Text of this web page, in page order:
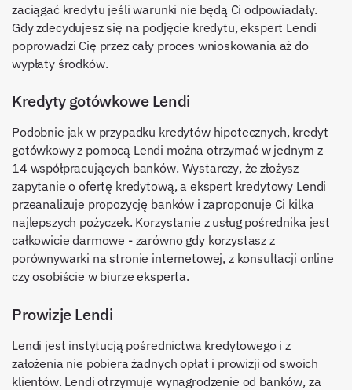
zaciągać kredytu jeśli warunki nie będą Ci odpowiadały.
Gdy zdecydujesz się na podjęcie kredytu, ekspert Lendi
poprowadzi Cię przez cały proces wnioskowania aż do
wypłaty środków.
Kredyty gotówkowe Lendi
Podobnie jak w przypadku kredytów hipotecznych, kredyt
gotówkowy z pomocą Lendi można otrzymać w jednym z
14 współpracujących banków. Wystarczy, że złożysz
zapytanie o ofertę kredytową, a ekspert kredytowy Lendi
przeanalizuje propozycję banków i zaproponuje Ci kilka
najlepszych pożyczek. Korzystanie z usług pośrednika jest
całkowicie darmowe - zarówno gdy korzystasz z
porównywarki na stronie internetowej, z konsultacji online
czy osobiście w biurze eksperta.
Prowizje Lendi
Lendi jest instytucją pośrednictwa kredytowego i z
założenia nie pobiera żadnych opłat i prowizji od swoich
klientów. Lendi otrzymuje wynagrodzenie od banków, za